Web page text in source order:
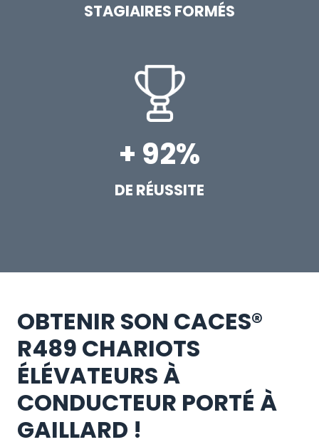
STAGIAIRES FORMÉS
+ 92%
DE RÉUSSITE
OBTENIR SON CACES®
R489 CHARIOTS
ÉLÉVATEURS À
CONDUCTEUR PORTÉ À
GAILLARD !